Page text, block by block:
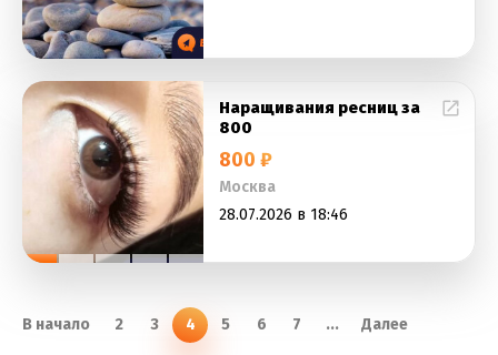
Наращивания ресниц за
800
800 ₽
Москва
28.07.2026 в 18:46
В начало 2 3 4 5 6 7 ... Далее